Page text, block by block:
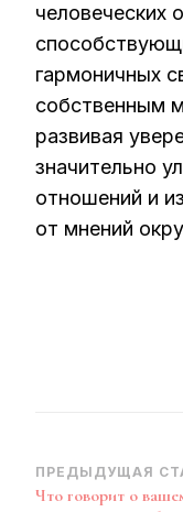
человеческих
гармоничных
собственным
развивая
значительно
отношений и
от мнений
ПРЕДЫДУЩАЯ
Что говорит о